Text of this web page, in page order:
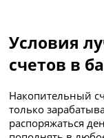
Условия
счетов в
Накопительный
только
распоряжаться